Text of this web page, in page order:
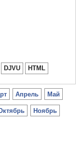
DJVU HTML
Апрель Май
Ноябрь